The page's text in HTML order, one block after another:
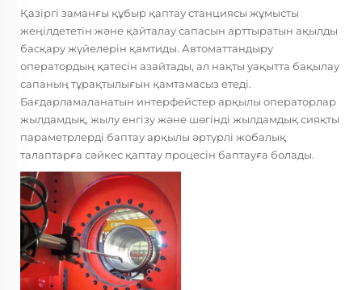
Қазіргі заманғы құбыр қаптау станциясы жұмысты
жеңілдететін және қайталау сапасын арттыратын ақылды
басқару жүйелерін қамтиды. Автоматтандыру
оператордың қатесін азайтады, ал нақты уақытта бақылау
сапаның тұрақтылығын қамтамасыз етеді.
Бағдарламаланатын интерфейстер арқылы операторлар
жылдамдық, жылу енгізу және шөгінді жылдамдық сияқты
параметрлерді баптау арқылы әртүрлі жобалық
талаптарға сәйкес қаптау процесін баптауға болады.